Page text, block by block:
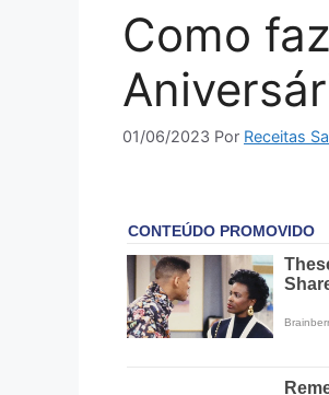
Como
01/06/2023 Por Receitas